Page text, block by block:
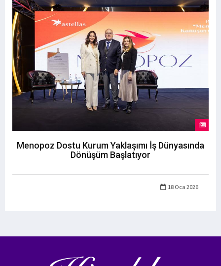
Menopoz Dostu Kurum Yaklaşımı İş Dünyasında
Dönüşüm Başlatıyor
18 Oca 2026